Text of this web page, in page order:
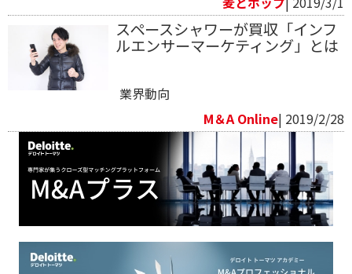
スペースシャワーが買収「インフ
ルエンサーマーケティング」とは
業界動向
M＆A Online| 2019/2/28